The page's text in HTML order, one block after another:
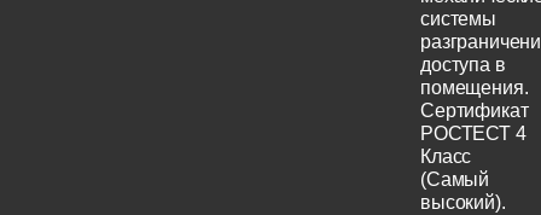
системы
доступа в
помещения.
Сертификат
РОСТЕСТ 4
Класс
(Самый
высокий).